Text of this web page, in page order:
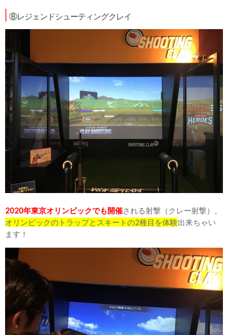
⑧レジェンドシューティングクレイ
2020年東京オリンピックでも開催される射撃（クレー射撃）。
オリンピックのトラップとスキートの2種目を体験出来ちゃい
ます！